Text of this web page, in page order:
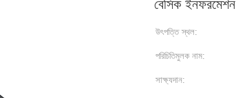
বেসিক ইনফরমেশন
উৎপত্তি স্থল:
পরিচিতিমুলক নাম:
সাক্ষ্যদান: